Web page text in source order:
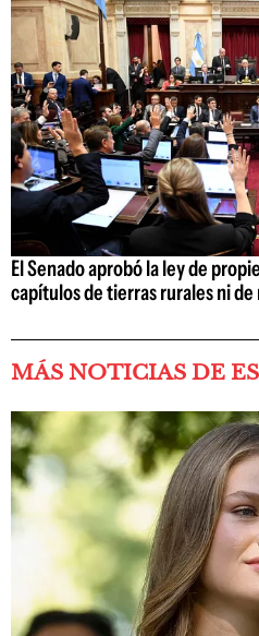
El Senado aprobó la ley de
capítulos de tierras rurales ni
MÁS NOTICIAS DE